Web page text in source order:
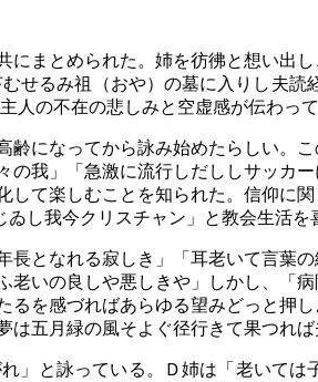
まとめられた。姉を彷彿と想い出
せるみ祖（おや）の墓に入りし夫読
人の不在の悲しみと空虚感が伝わって
になってから詠み始めたらしい。
我」「急激に流行しだししサッカ
て楽しむことを知られた。信仰に
ゐし我今クリスチャン」と教会生活を
となれる寂しき」「耳老いて言葉
いの良しや悪しきや」しかし、「
を感づればあらゆる望みどっと押
五月緑の風そよぐ径行きて果つれ
と詠っている。Ｄ姉は「老いては